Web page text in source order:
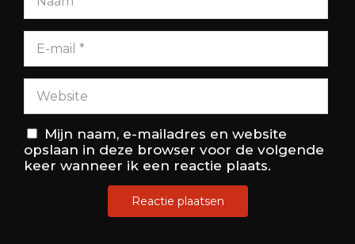
Mijn naam, e-mailadres en website
opslaan in deze browser voor de volgende
keer wanneer ik een reactie plaats.